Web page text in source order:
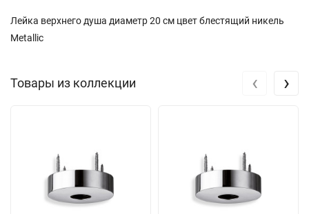
Лейка верхнего душа диаметр 20 см цвет блестящий никель
Metallic
Товары из коллекции ‹ ›